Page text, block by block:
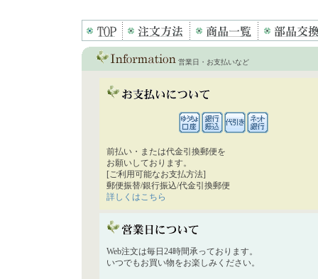
営業日・お支払いなど
前払い・または代金引換郵便を
お願いしております。
[ご利用可能なお支払方法]
郵便振替/銀行振込/代金引換郵便
詳しくはこちら
Web注文は毎日24時間承っております。
いつでもお買い物をお楽しみください。